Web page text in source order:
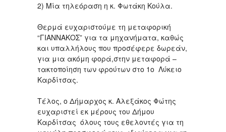
2) Μία τηλεόραση η κ. Φωτάκη Κούλα.
Θερμά ευχαριστούμε τη μεταφορική
“ΓΙΑΝΝΑΚΟΣ” για τα μηχανήματα, καθώς
και υπαλλήλους που προσέφερε δωρεάν,
για μια ακόμη φορά,στην μεταφορά –
τακτοποίηση των φρούτων στο 1ο Λύκειο
Καρδίτσας.
Τέλος, ο Δήμαρχος κ. Αλεξάκος Φώτης
ευχαριστεί εκ μέρους του Δήμου
Καρδίτσας όλους τους εθελοντές για τη